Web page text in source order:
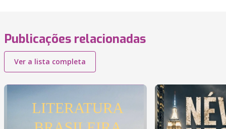
Publicações relacionadas
Ver a lista completa